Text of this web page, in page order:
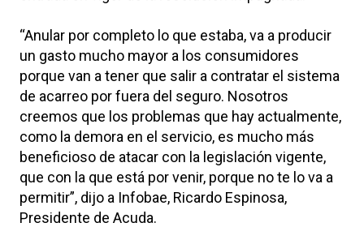
“Anular por completo lo que estaba, va a producir
un gasto mucho mayor a los consumidores
porque van a tener que salir a contratar el sistema
de acarreo por fuera del seguro. Nosotros
creemos que los problemas que hay actualmente,
como la demora en el servicio, es mucho más
beneficioso de atacar con la legislación vigente,
que con la que está por venir, porque no te lo va a
permitir”, dijo a Infobae, Ricardo Espinosa,
Presidente de Acuda.